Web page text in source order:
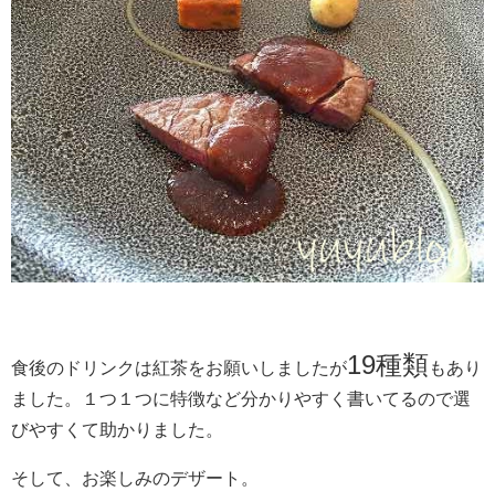
食後のドリンクは紅茶をお願いしましたが19種類もあり
ました。１つ１つに特徴など分かりやすく書いてるので選
びやすくて助かりました。
そして、お楽しみのデザート。